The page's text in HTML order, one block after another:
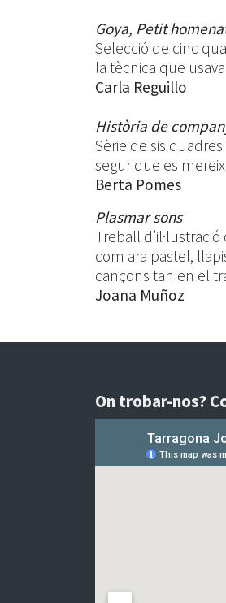
Goya, Petit
Selecció de cinc
la tècnica que
Carla Reguillo
Història de
Sèrie de sis
segur que es
Berta Pomes
Plasmar sons
Treball
com ara pastel,
cançons tan en el
Joana Muñoz
On trobar-nos?